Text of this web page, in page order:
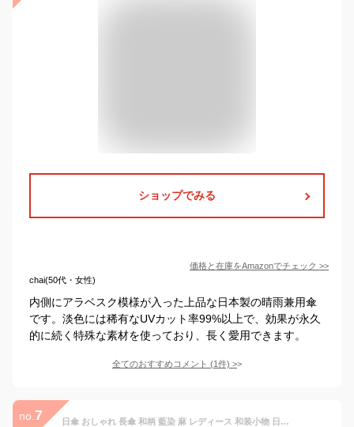
ショップでみる
価格と在庫をAmazonでチェック >>
chai(50代・女性)
内側にアラベスク模様が入った上品な日本製の晴雨兼用傘
です。淡色には稀有なUVカット率99%以上で、効果が永久
的に続く特殊な素材を使っており、長く愛用できます。
全てのおすすめコメント (1件) >
no. 7 日傘 おしゃれ 長傘 和柄 藍染 麻 レディース 和装小物 日本製 手作り 送料無料 あす楽対応商品 MoP